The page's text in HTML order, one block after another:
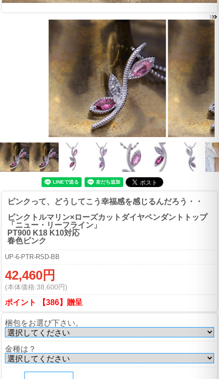
ピンクって、どうしてこう幸福感を感じるんだろう・・
ピンクトルマリン×ローズカットダイヤペンダントトップ
「ニュー・リーフライン」
PT900 K18 K10対応
春色ピンク
UP-6-PTR-RSD-BB
42,460円
(本体価格:38,600円)
ポイント 【386】贈呈
梱包をお選び下さい。
金種は？